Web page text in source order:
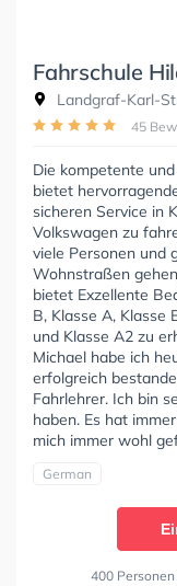
Fahrschule
Landgraf-Karl-
45
Die kompetente
bietet
sicheren Service in
Volkswagen zu
viele Personen und
Wohnstraßen
bietet Exzellente
B, Klasse A, Klasse
und Klasse A2 zu
Michael habe ich
erfolgreich
Fahrlehrer. Ich bin
haben. Es hat
mich immer wohl
German
400